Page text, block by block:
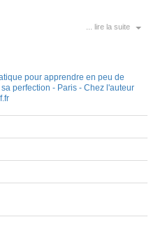
... lire la suite
pour apprendre en peu de
perfection - Paris - Chez l'auteur